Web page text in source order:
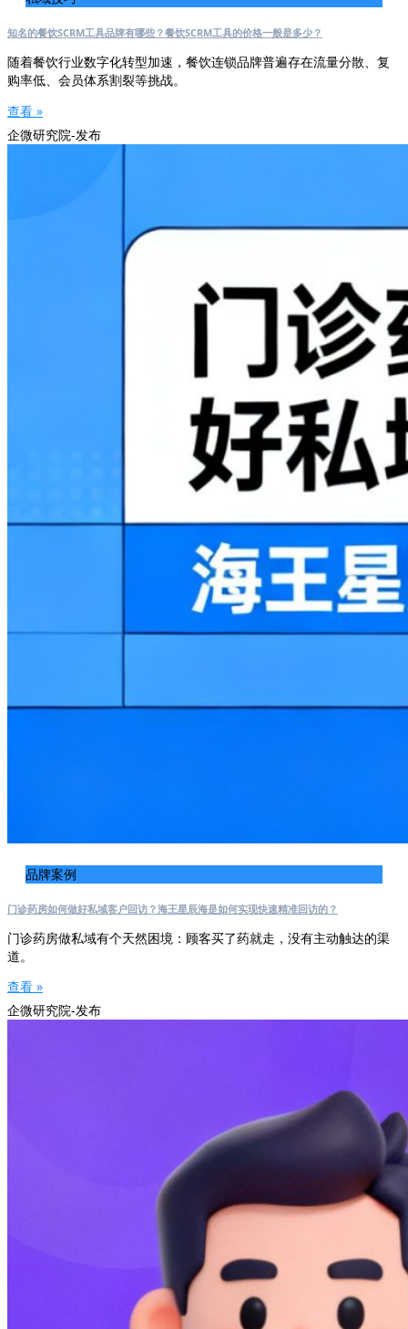
知名的餐饮SCRM工具品牌有哪些？餐饮SCRM工具的价格一般是多少？
随着餐饮行业数字化转型加速，餐饮连锁品牌普遍存在流量分散、复
购率低、会员体系割裂等挑战。
查看 »
企微研究院-发布
品牌案例
门诊药房如何做好私域客户回访？海王星辰海是如何实现快速精准回访的？
门诊药房做私域有个天然困境：顾客买了药就走，没有主动触达的渠
道。
查看 »
企微研究院-发布